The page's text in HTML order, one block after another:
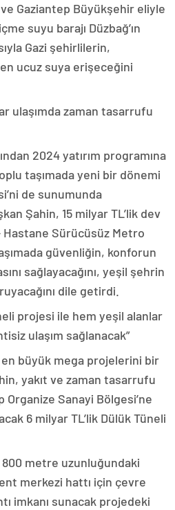
ve Gaziantep Büyükşehir eliyle
suyu barajı Düzbağ’ın
Gazi şehirlilerin,
ucuz suya erişeceğini
ulaşımda zaman tasarrufu
2024 yatırım programına
taşımada yeni bir dönemi
de sunumunda
Şahin, 15 milyar TL’lik dev
Hastane Sürücüsüz Metro
güvenliğin, konforun
sağlayacağını, yeşil şehrin
dile getirdi.
projesi ile hem yeşil alanlar
ulaşım sağlanacak”
büyük mega projelerini bir
yakıt ve zaman tasarrufu
Organize Sanayi Bölgesi’ne
6 milyar TL’lik Dülük Tüneli
metre uzunluğundaki
merkezi hattı için çevre
imkanı sunacak projedeki